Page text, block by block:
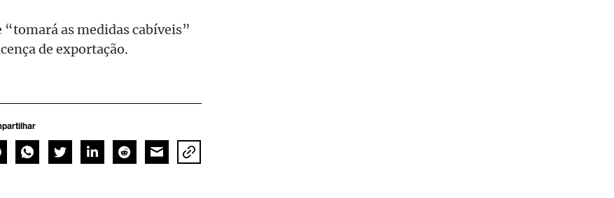
as medidas cabíveis”
de exportação.